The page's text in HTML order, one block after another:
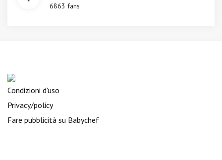
6863 fans
Condizioni d'uso
Privacy/policy
Fare pubblicità su Babychef